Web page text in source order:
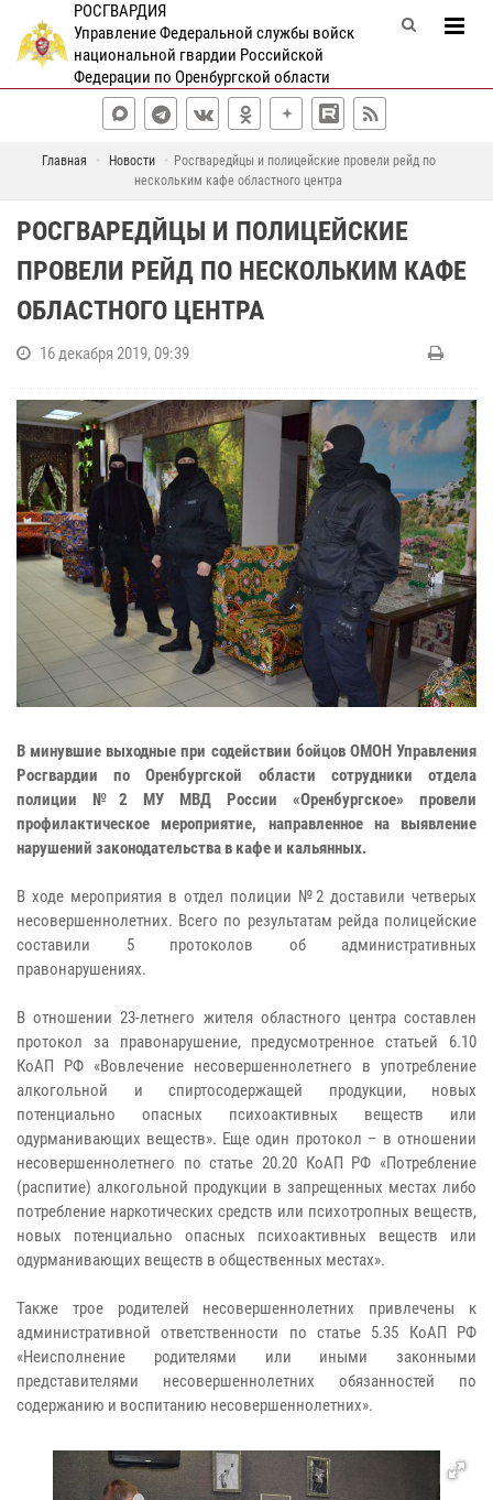
РОСГВАРДИЯ
Управление Федеральной службы войск
национальной гвардии Российской
Федерации по Оренбургской области
Главная Новости
Росгваредйцы и полицейские провели рейд по
нескольким кафе областного центра
РОСГВАРЕДЙЦЫ И ПОЛИЦЕЙСКИЕ
ПРОВЕЛИ РЕЙД ПО НЕСКОЛЬКИМ КАФЕ
ОБЛАСТНОГО ЦЕНТРА
16 декабря 2019, 09:39
В минувшие выходные при содействии бойцов ОМОН Управления
Росгвардии по Оренбургской области сотрудники отдела
полиции №2 МУ МВД России «Оренбургское» провели
профилактическое мероприятие, направленное на выявление
нарушений законодательства в кафе и кальянных.
В ходе мероприятия в отдел полиции №2 доставили четверых
несовершеннолетних. Всего по результатам рейда полицейские
составили 5 протоколов об административных
правонарушениях.
В отношении 23-летнего жителя областного центра составлен
протокол за правонарушение, предусмотренное статьей 6.10
КоАП РФ «Вовлечение несовершеннолетнего в употребление
алкогольной и спиртосодержащей продукции, новых
потенциально опасных психоактивных веществ или
одурманивающих веществ». Еще один протокол – в отношении
несовершеннолетнего по статье 20.20 КоАП РФ «Потребление
(распитие) алкогольной продукции в запрещенных местах либо
потребление наркотических средств или психотропных веществ,
новых потенциально опасных психоактивных веществ или
одурманивающих веществ в общественных местах».
Также трое родителей несовершеннолетних привлечены к
административной ответственности по статье 5.35 КоАП РФ
«Неисполнение родителями или иными законными
представителями несовершеннолетних обязанностей по
содержанию и воспитанию несовершеннолетних».